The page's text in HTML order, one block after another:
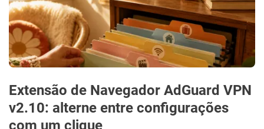
Extensão de Navegador AdGuard VPN
v2.10: alterne entre configurações
com um clique